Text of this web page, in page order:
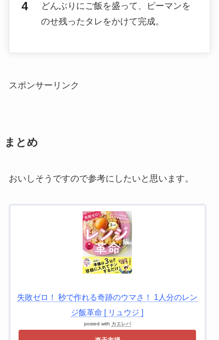
どんぶりにご飯を盛って、ピーマンを
のせ残ったタレをかけて完成。
スポンサーリンク
まとめ
おいしそうですので参考にしたいと思います。
失敗ゼロ！ 秒で作れる奇跡のウマさ！ 1人分のレン
ジ飯革命 [ リュウジ ]
posted with カエレバ